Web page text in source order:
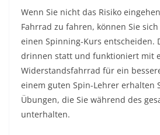
Wenn Sie nicht das Risiko
Fahrrad zu fahren, können Sie
einen Spinning-Kurs entscheiden.
drinnen statt und funktioniert mit
Widerstandsfahrrad für ein
einem guten Spin-Lehrer erhalten
Übungen, die Sie während des
unterhalten.